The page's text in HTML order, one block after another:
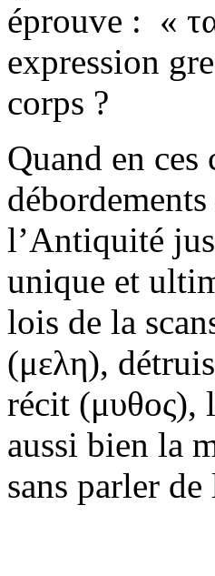
éprouve : «
expression
corps ?
Quand en
l’Antiquité
unique et
lois de la
(μελη),
récit (μυθος),
aussi bien la
sans parler de